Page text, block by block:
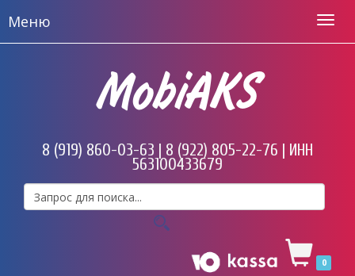
Меню
MobiAKS
8 (919) 860-03-63 | 8 (922) 805-22-76 | ИНН
563100433679
0